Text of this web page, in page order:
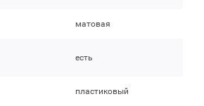
матовая
есть
пластиковый